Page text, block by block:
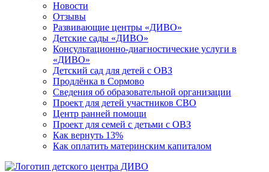
Новости
Отзывы
Развивающие центры «ДИВО»
Детские сады «ДИВО»
Консультационно-диагностические услуги в
«ДИВО»
Детский сад для детей с ОВЗ
Продлёнка в Сормово
Сведения об образовательной организации
Проект для детей участников СВО
Центр ранней помощи
Проект для семей с детьми с ОВЗ
Как вернуть 13%
Как оплатить материнским капиталом